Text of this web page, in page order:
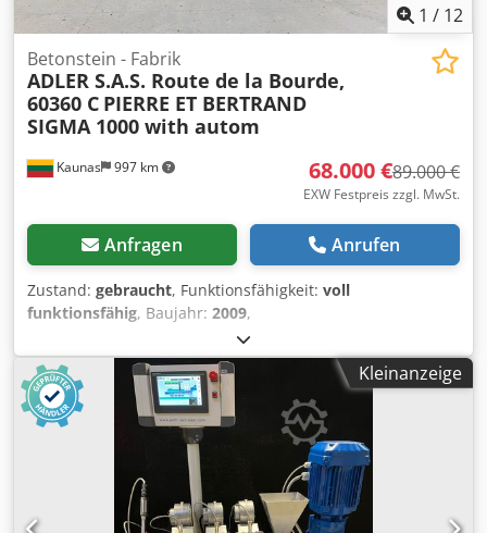
1 / 12
Kaunas 997 km
Betonstein - Fabrik
ADLER S.A.S. Route de la Bourde,
60360 C PIERRE ET BERTRAND
SIGMA 1000 with autom
68.000 €89.000 €
EXW Festpreis zzgl. MwSt.
Anfragen Anrufen
Zustand: gebraucht, Funktionsfähigkeit: voll
funktionsfähig, Baujahr: 2009,
Maschinen-/Fahrzeugnummer:
Produktionslinie für Blöcke aus Beton (und Blähton). Die
Linie wurde verwendet, um Betonblöcke mit Blähton zu
produzieren. Von 2023-08 ist die Linie nicht mehr in
Betrieb, sie ist erhalten geblieben. Linie von Blöcken in
Ordnung: - 2 Stk. kleine Silos (mit Vibro, mit
Pneumoklappen). - Förderer für die Zufuhr des
Rohmaterials zum Wiegebehälter. - Wägebehälter. -
Förderer der Rohstoffzufuhr vom Wiegebunker zum
Kleinanzeige